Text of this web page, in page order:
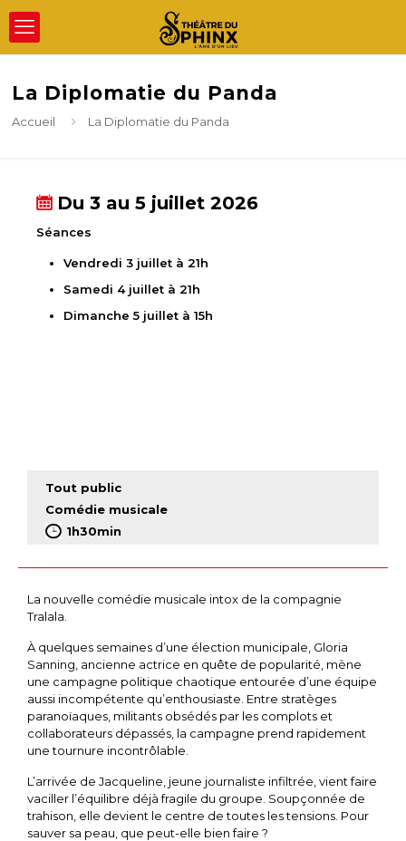
La Diplomatie du Panda
Accueil La Diplomatie du Panda
Du 3 au 5 juillet 2026
Séances
Vendredi 3 juillet à 21h
Samedi 4 juillet à 21h
Dimanche 5 juillet à 15h
Tout public
Comédie musicale
1h30min
La nouvelle comédie musicale intox de la compagnie
Tralala.
À quelques semaines d’une élection municipale, Gloria
Sanning, ancienne actrice en quête de popularité, mène
une campagne politique chaotique entourée d’une équipe
aussi incompétente qu’enthousiaste. Entre stratèges
paranoïaques, militants obsédés par les complots et
collaborateurs dépassés, la campagne prend rapidement
une tournure incontrôlable.
L’arrivée de Jacqueline, jeune journaliste infiltrée, vient faire
vaciller l’équilibre déjà fragile du groupe. Soupçonnée de
trahison, elle devient le centre de toutes les tensions. Pour
sauver sa peau, que peut-elle bien faire ?